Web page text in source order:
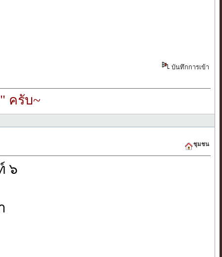
บันทึกการเข้า
ครับ~
ชุมชน
๖